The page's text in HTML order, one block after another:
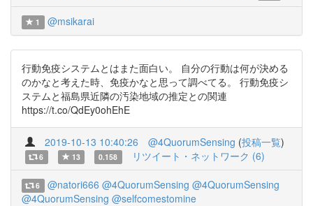
1 @msikarai
行動免疫システムとはまた面白い。 自分の行動は何が決める
のかなと考えた時、免疫かなと思って調べてる。 行動免疫シ
ステムと福島県近隣の汚染地域の推定との関連
https://t.co/QdEy0ohEhE
2019-10-13 10:40:26 @4QuorumSensing (投稿一覧)
6 13 0.158 リツイート・ネットワーク (6)
6 @natori666 @4QuorumSensing @4QuorumSensing
@4QuorumSensing @selfcomestomine